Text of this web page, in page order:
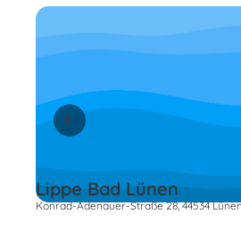
Lippe Bad Lünen
Konrad-Adenauer-Straße 28, 44534